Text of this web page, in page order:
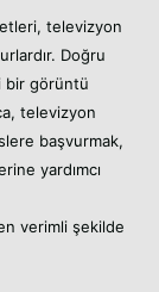
televizyon
Doğru
bir görüntü
televizyon
başvurmak,
yardımcı
verimli şekilde